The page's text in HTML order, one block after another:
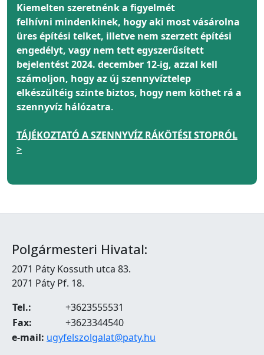
Kiemelten szeretnénk a figyelmét
felhívni mindenkinek, hogy aki most vásárolna
üres építési telket, illetve nem szerzett építési
engedélyt, vagy nem tett egyszerűsített
bejelentést 2024. december 12-ig, azzal kell
számoljon, hogy az új szennyvíztelep
elkészültéig szinte biztos, hogy nem köthet rá a
szennyvíz hálózatra.
TÁJÉKOZTATÓ A SZENNYVÍZ RÁKÖTÉSI STOPRÓL
>
Polgármesteri Hivatal:
2071 Páty Kossuth utca 83.
2071 Páty Pf. 18.
Tel.:
+3623555531
Fax:
+3623344540
e-mail: ugyfelszolgalat@paty.hu